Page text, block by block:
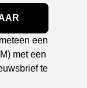
een
met een
te